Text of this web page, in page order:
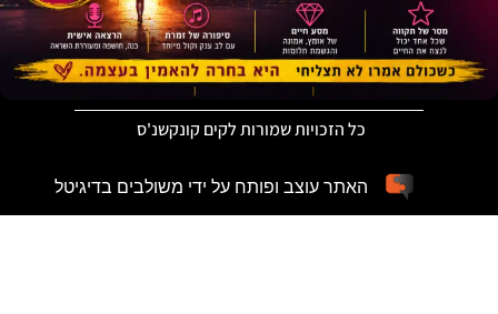
כל הזכויות שמורות לקים קונקשנ'ס
האתר עוצב ופותח על ידי משולבים בדיגיטל